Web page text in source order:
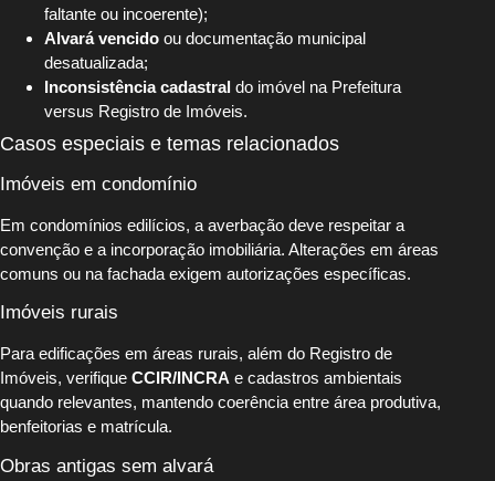
faltante ou incoerente);
Alvará vencido ou documentação municipal
desatualizada;
Inconsistência cadastral do imóvel na Prefeitura
versus Registro de Imóveis.
Casos especiais e temas relacionados
Imóveis em condomínio
Em condomínios edilícios, a averbação deve respeitar a
convenção e a incorporação imobiliária. Alterações em áreas
comuns ou na fachada exigem autorizações específicas.
Imóveis rurais
Para edificações em áreas rurais, além do Registro de
Imóveis, verifique CCIR/INCRA e cadastros ambientais
quando relevantes, mantendo coerência entre área produtiva,
benfeitorias e matrícula.
Obras antigas sem alvará